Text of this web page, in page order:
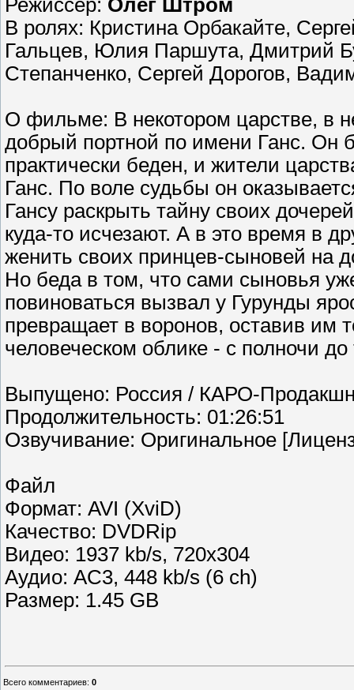
Режиссер: Олег Штром
В ролях: Кристина Орбакайте,
Гальцев, Юлия Паршута, Дмитрий
Степанченко, Сергей Дорогов,
О фильме: В некотором царстве, в
добрый портной по имени Ганс. Он
практически беден, и жители
Ганс. По воле судьбы он
Гансу раскрыть тайну своих
куда-то исчезают. А в это время в
женить своих принцев-сыновей на
Но беда в том, что сами сыновья
повиноваться вызвал у Гурунды
превращает в воронов, оставив им
человеческом облике - с полночи до
Выпущено: Россия / КАРО-
Продолжительность: 01:26:51
Озвучивание: Оригинальное
Файл
Формат: AVI (XviD)
Качество: DVDRip
Видео: 1937 kb/s, 720x304
Аудио: AC3, 448 kb/s (6 ch)
Размер: 1.45 GB
Всего комментариев: 0